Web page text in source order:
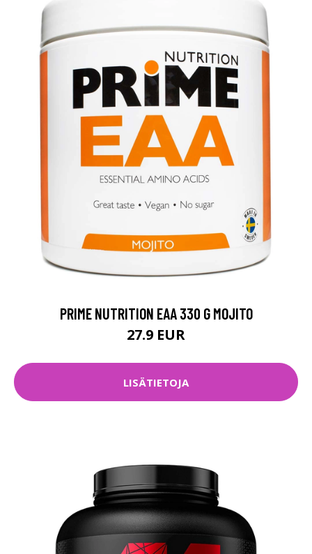
PRIME NUTRITION EAA 330 G MOJITO
27.9 EUR
LISÄTIETOJA